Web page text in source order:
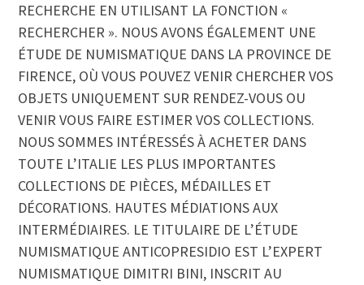
RECHERCHE EN UTILISANT LA FONCTION «
RECHERCHER ». NOUS AVONS ÉGALEMENT UNE
ÉTUDE DE NUMISMATIQUE DANS LA PROVINCE DE
FIRENCE, OÙ VOUS POUVEZ VENIR CHERCHER VOS
OBJETS UNIQUEMENT SUR RENDEZ-VOUS OU
VENIR VOUS FAIRE ESTIMER VOS COLLECTIONS.
NOUS SOMMES INTÉRESSÉS À ACHETER DANS
TOUTE L’ITALIE LES PLUS IMPORTANTES
COLLECTIONS DE PIÈCES, MÉDAILLES ET
DÉCORATIONS. HAUTES MÉDIATIONS AUX
INTERMÉDIAIRES. LE TITULAIRE DE L’ÉTUDE
NUMISMATIQUE ANTICOPRESIDIO EST L’EXPERT
NUMISMATIQUE DIMITRI BINI, INSCRIT AU